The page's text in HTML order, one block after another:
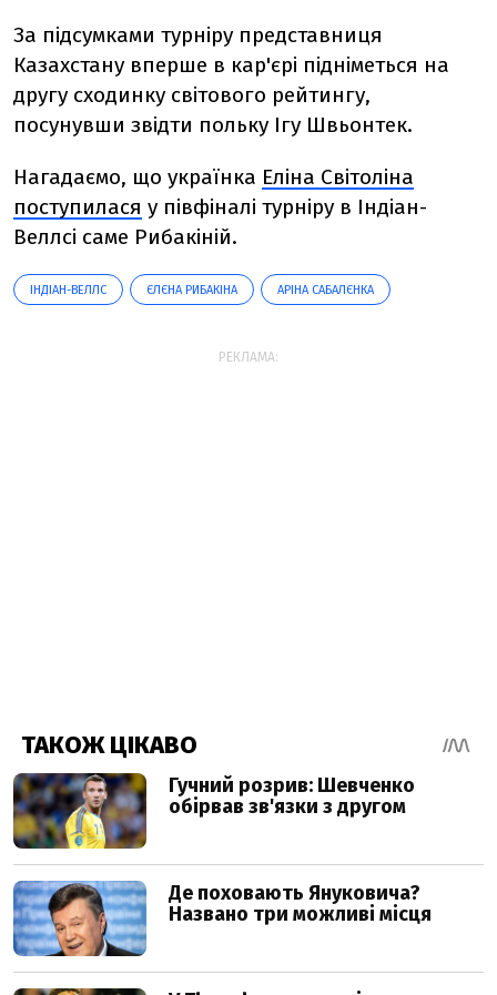
За підсумками турніру представниця
Казахстану вперше в кар'єрі підніметься на
другу сходинку світового рейтингу,
посунувши звідти польку Ігу Швьонтек.
Нагадаємо, що українка Еліна Світоліна
поступилася у півфіналі турніру в Індіан-
Веллсі саме Рибакіній.
ІНДІАН-ВЕЛЛС ЄЛЄНА РИБАКІНА АРІНА САБАЛЄНКА
РЕКЛАМА: